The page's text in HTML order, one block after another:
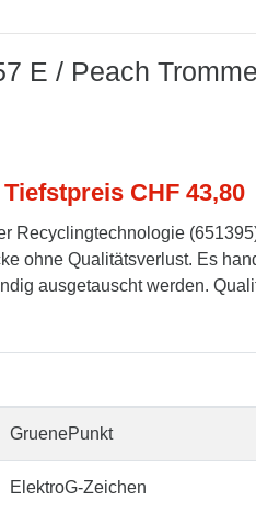
E / Peach
CHF 43,80
Recyclingtechnologie
ohne Qualitätsverlust. Es
ausgetauscht werden.
GruenePunkt
ElektroG-Zeichen